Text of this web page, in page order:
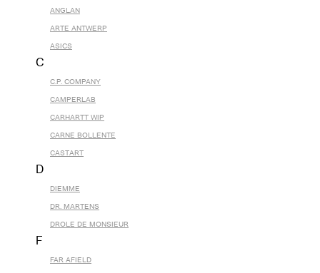
ANGLAN
ARTE ANTWERP
ASICS
C
C.P. COMPANY
CAMPERLAB
CARHARTT WIP
CARNE BOLLENTE
CASTART
D
DIEMME
DR. MARTENS
DROLE DE MONSIEUR
F
FAR AFIELD